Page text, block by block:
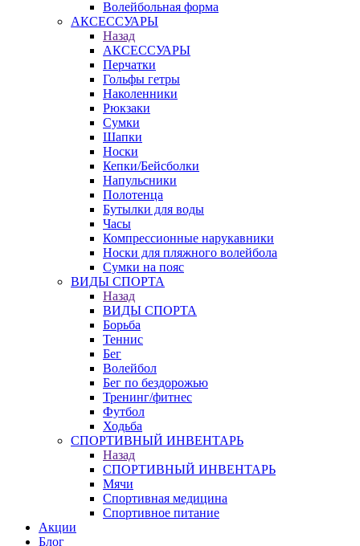
Волейбольная форма
АКСЕССУАРЫ
Назад
АКСЕССУАРЫ
Перчатки
Гольфы гетры
Наколенники
Рюкзаки
Сумки
Шапки
Носки
Кепки/Бейсболки
Напульсники
Полотенца
Бутылки для воды
Часы
Компрессионные нарукавники
Носки для пляжного волейбола
Сумки на пояс
ВИДЫ СПОРТА
Назад
ВИДЫ СПОРТА
Борьба
Теннис
Бег
Волейбол
Бег по бездорожью
Тренинг/фитнес
Футбол
Ходьба
СПОРТИВНЫЙ ИНВЕНТАРЬ
Назад
СПОРТИВНЫЙ ИНВЕНТАРЬ
Мячи
Спортивная медицина
Спортивное питание
Акции
Блог